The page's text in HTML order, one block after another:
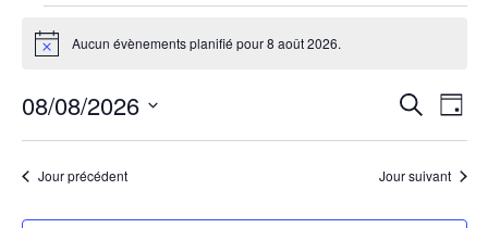
Évènements
for
8
août
2026
Notice Aucun évènements planifié pour 8 août 2026.
et
Recherche
DE
Jour
08/08/2026
Sélectionnez
Jour précédent Jour suivant